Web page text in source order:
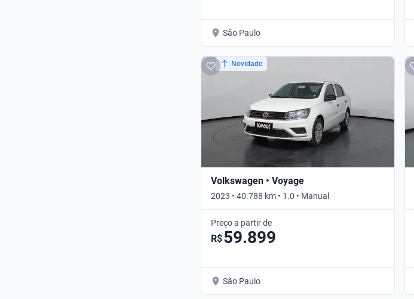
São Paulo
Novidade
Volkswagen • Voyage
2023 • 40.788 km • 1.0 • Manual
Preço a partir de
R$59.899
São Paulo